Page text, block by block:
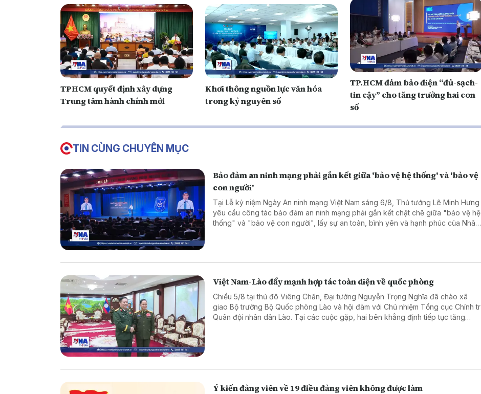
TPHCM quyết định xây dựng
Trung tâm hành chính mới
Khơi thông nguồn lực văn hóa
trong kỷ nguyên số
TP.HCM đảm bảo điện “đủ-sạch-
tin cậy” cho tăng trưởng hai con
số
TIN CÙNG CHUYÊN MỤC
Bảo đảm an ninh mạng phải gắn kết giữa 'bảo vệ hệ thống' và 'bảo vệ
con người'
Tại Lễ kỷ niệm Ngày An ninh mạng Việt Nam sáng 6/8, Thủ tướng Lê Minh Hưng
yêu cầu công tác bảo đảm an ninh mạng phải gắn kết chặt chẽ giữa "bảo vệ hệ
thống" và "bảo vệ con người", lấy sự an toàn, bình yên và hạnh phúc của Nhân
Việt Nam-Lào đẩy mạnh hợp tác toàn diện về quốc phòng
Chiều 5/8 tại thủ đô Viêng Chăn, Đại tướng Nguyễn Trọng Nghĩa đã chào xã
giao Bộ trưởng Bộ Quốc phòng Lào và hội đàm với Chủ nhiệm Tổng cục Chính
Quân đội nhân dân Lào. Tại các cuộc gặp, hai bên khẳng định tiếp tục tăng
Ý kiến đảng viên về 19 điều đảng viên không được làm